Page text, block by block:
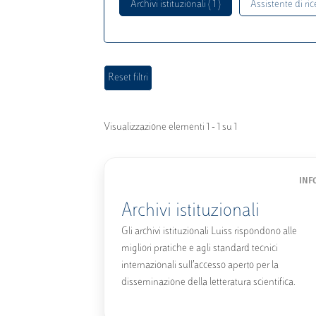
Archivi istituzionali ( 1 ) Assistente di
Visualizzazione elementi 1 - 1 su 1
Archivi istituzionali
Gli archivi istituzionali Luiss rispondono alle
migliori pratiche e agli standard tecnici
internazionali sull’accesso aperto per la
disseminazione della letteratura scientifica.